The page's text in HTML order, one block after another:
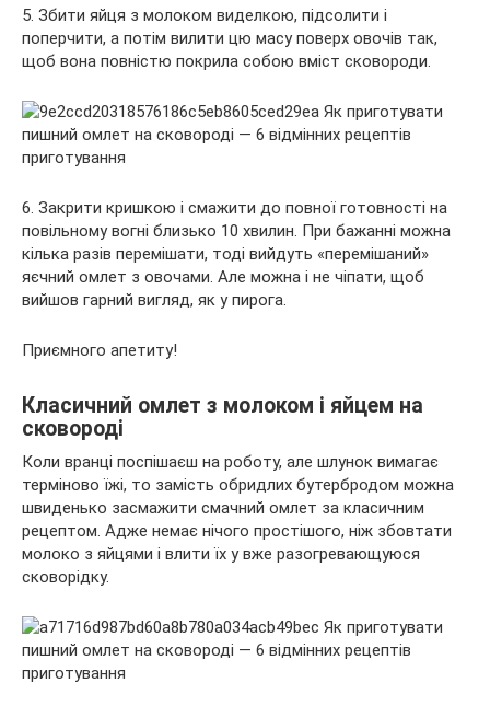
5. Збити яйця з молоком виделкою, підсолити і
поперчити, а потім вилити цю масу поверх овочів так,
щоб вона повністю покрила собою вміст сковороди.
6. Закрити кришкою і смажити до повної готовності на
повільному вогні близько 10 хвилин. При бажанні можна
кілька разів перемішати, тоді вийдуть «перемішаний»
яєчний омлет з овочами. Але можна і не чіпати, щоб
вийшов гарний вигляд, як у пирога.
Приємного апетиту!
Класичний омлет з молоком і яйцем на
сковороді
Коли вранці поспішаєш на роботу, але шлунок вимагає
терміново їжі, то замість обридлих бутербродом можна
швиденько засмажити смачний омлет за класичним
рецептом. Адже немає нічого простішого, ніж збовтати
молоко з яйцями і влити їх у вже разогревающуюся
сковорідку.